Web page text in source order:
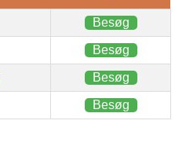
Besøg
Besøg
Besøg
Besøg